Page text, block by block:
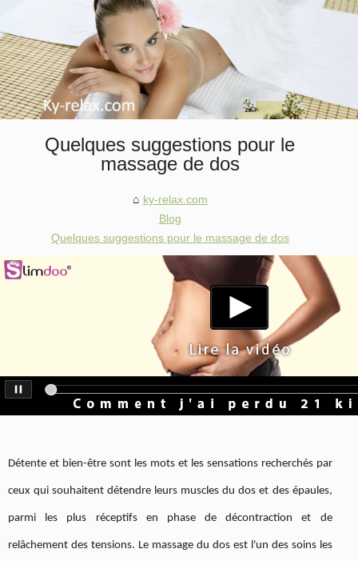
Quelques suggestions pour le
massage de dos
ky-relax.com
Blog
Quelques suggestions pour le massage de dos
Détente et bien-être sont les mots et les sensations recherchés par
ceux qui souhaitent détendre leurs muscles du dos et des épaules,
parmi les plus réceptifs en phase de décontraction et de
relâchement des tensions. Le massage du dos est l'un des soins les